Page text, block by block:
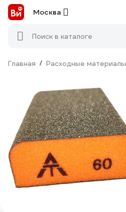
Москва
Поиск в каталоге
Главная / Расходные материалы